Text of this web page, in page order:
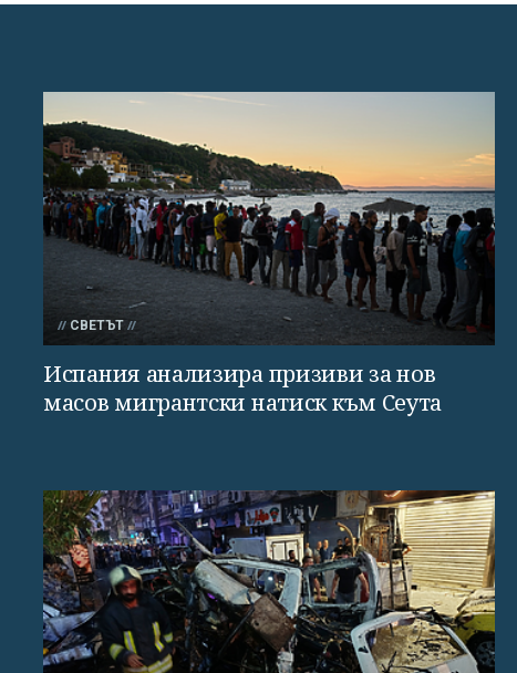
СВЕТЪТ
Испания анализира призиви за нов
масов мигрантски натиск към Сеута